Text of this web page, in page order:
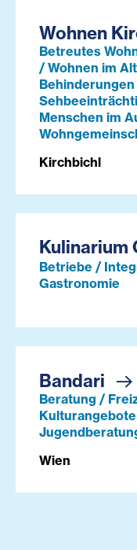
Wohnen
Betreutes
/ Wohnen im
Menschen im
Kirchbichl
Kulinarium
Betriebe /
Gastronomie
Bandari
Beratung /
Wien